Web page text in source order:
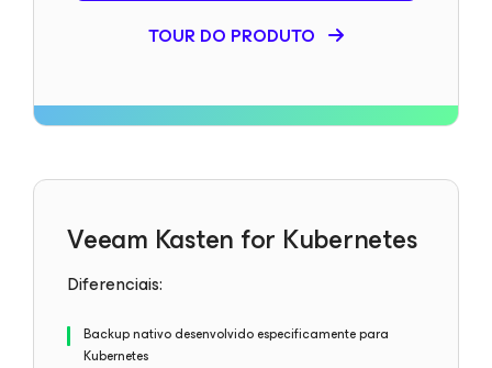
TOUR DO PRODUTO
Veeam Kasten for Kubernetes
Diferenciais:
Backup nativo desenvolvido especificamente para
Kubernetes